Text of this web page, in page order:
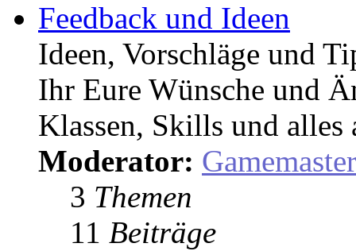
Feedback und Ideen
Ideen, Vorschläge und
Ihr Eure Wünsche und
Klassen, Skills und
Moderator: Gamemaster
3 Themen
11 Beiträge